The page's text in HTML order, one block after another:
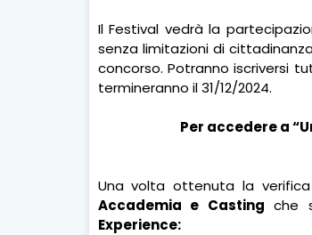
Il Festival vedrà la
senza limitazioni di
concorso. Potranno iscriversi
termineranno il 31/12/2024.
Per accedere a
Una volta ottenuta la
Accademia e Casting che
Experience: